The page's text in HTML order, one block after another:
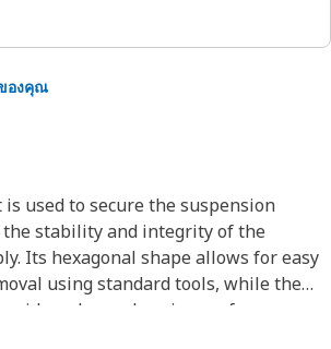
องคุณ
used to secure the suspension
stability and integrity of the
Its hexagonal shape allows for easy
using standard tools, while the
a larger bearing surface,
reducing the risk of damage to